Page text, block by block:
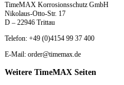
TimeMAX Korrosionsschutz GmbH
Nikolaus-Otto-Str. 17
D – 22946 Trittau
Telefon: +49 (0)4154 99 37 400
E-Mail: order@timemax.de
Weitere TimeMAX Seiten